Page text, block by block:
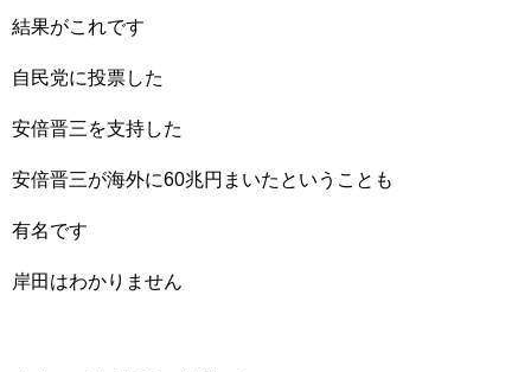
結果がこれです
自民党に投票した
安倍晋三を支持した
安倍晋三が海外に60兆円まいたということも
有名です
岸田はわかりません